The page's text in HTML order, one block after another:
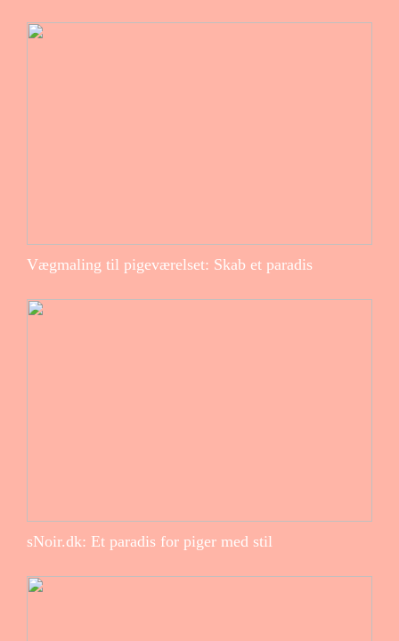
Vægmaling til pigeværelset: Skab et paradis
sNoir.dk: Et paradis for piger med stil